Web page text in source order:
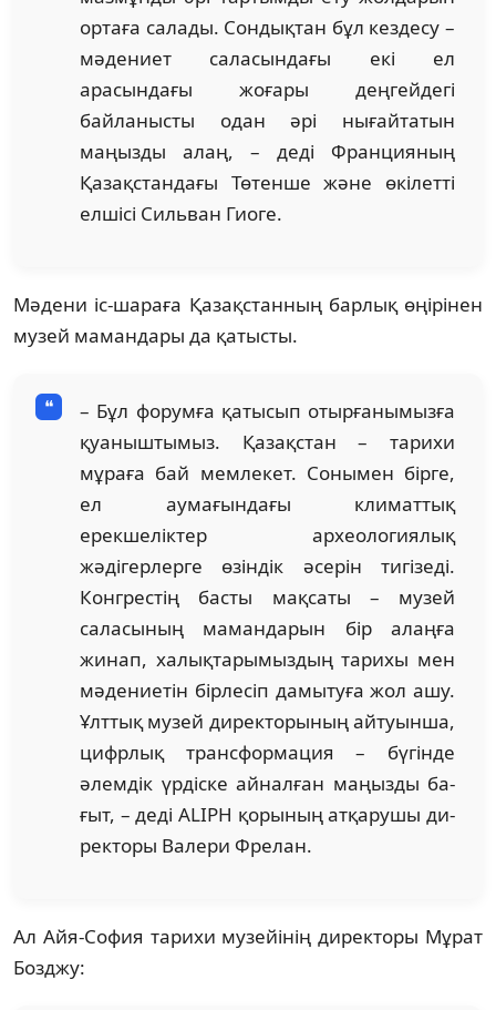
ор­таға салады. Сондықтан бұл кездесу –
мәдениет саласындағы екі ел
арасындағы жоғары деңгейдегі
байланысты одан әрі ны­ғайтатын
маңызды алаң, – деді Фран­ция­ның
Қазақстандағы Төтенше және өкі­летті
елшісі Сильван Гиоге.
Мәдени іс-шараға Қазақстанның бар­лық өңірінен
музей мамандары да қа­тысты.
– Бұл форумға қатысып отырға­ны­мыз­ға
қуаныштымыз. Қазақстан – тари­хи
мұраға бай мемлекет. Сонымен бірге,
ел аумағындағы климаттық
ерекшеліктер ар­хеологиялық
жәдігерлерге өзіндік әсе­рін тигізеді.
Конгрестің басты мақсаты – музей
саласының мамандарын бір алаңға
жинап, халықтарымыздың тарихы мен
мә­дениетін бірлесіп дамытуға жол ашу.
Ұлт­тық музей директорының айтуынша,
цифрлық трансформация – бүгінде
әлем­дік үрдіске айналған маңызды ба­
ғыт, – деді ALIPH қорының атқарушы ди­­­
ректоры Валери Фрелан.
Ал Айя-София тарихи музейінің ди­рек­торы Мұрат
Бозджу: